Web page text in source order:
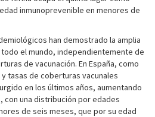
inmunoprevenible en menores de
han demostrado la amplia
el mundo, independientemente de
de vacunación. En España, como
tasas de coberturas vacunales
en los últimos años, aumentando
una distribución por edades
de seis meses, que por su edad